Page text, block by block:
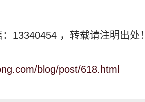
：13340454 ，转载请注明出处！
blog/post/618.html